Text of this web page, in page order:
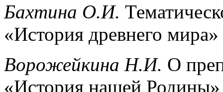
Бахтина О.И.
«История древнего
Ворожейкина Н.И. О
«История нашей